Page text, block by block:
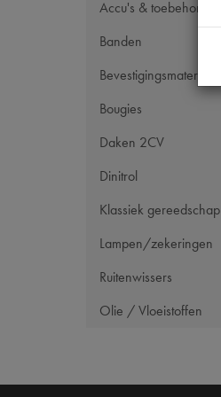
Accu's & toebehoren
Banden
Bevestigingsmateriaal
Bougies
Daken 2CV
Dinitrol
Klassiek gereedschap
Lampen/zekeringen
Ruitenwissers
Olie / Vloeistoffen